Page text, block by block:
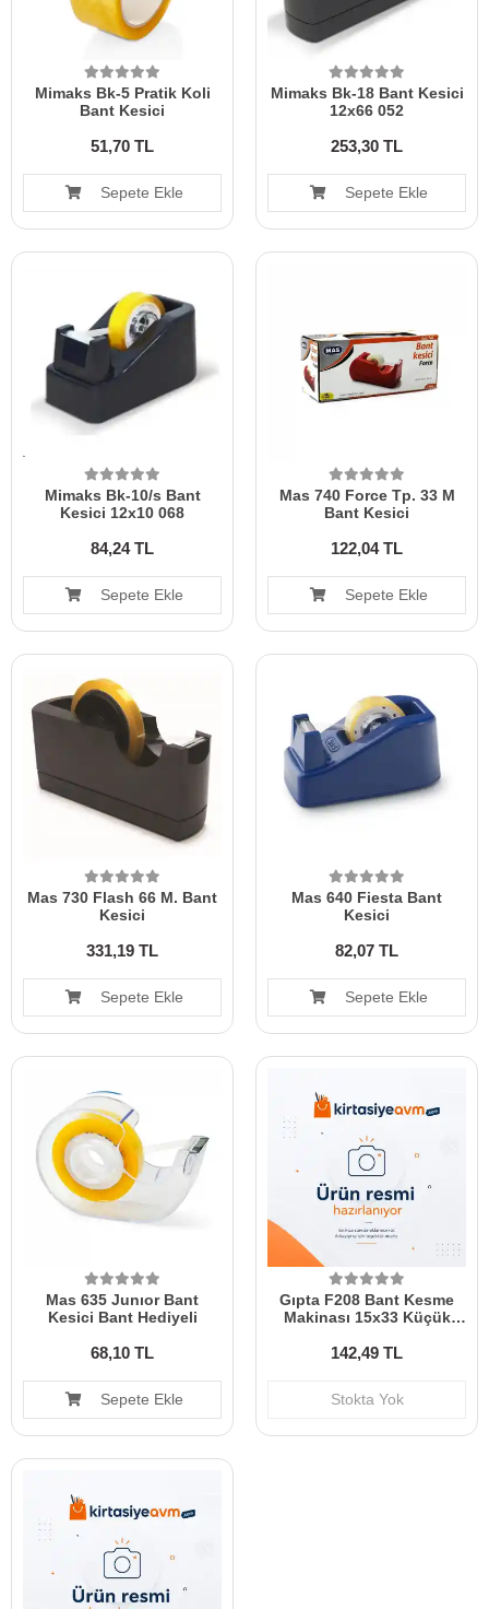
Mimaks Bk-5 Pratik Koli
Bant Kesici
51,70 TL
Sepete Ekle
Mimaks Bk-18 Bant Kesici
12x66 052
253,30 TL
Sepete Ekle
Mimaks Bk-10/s Bant
Kesici 12x10 068
84,24 TL
Sepete Ekle
Mas 740 Force Tp. 33 M
Bant Kesici
122,04 TL
Sepete Ekle
Mas 730 Flash 66 M. Bant
Kesici
331,19 TL
Sepete Ekle
Mas 640 Fiesta Bant
Kesici
82,07 TL
Sepete Ekle
Mas 635 Junıor Bant
Kesici Bant Hediyeli
68,10 TL
Sepete Ekle
Gıpta F208 Bant Kesme
Makinası 15x33 Küçük
142,49 TL
Stokta Yok